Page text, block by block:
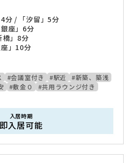
分 / 「汐留」5分
座」6分
橋」8分
」10分
#会議室付き #駅近
#新築、築浅
#敷金０
#共用ラウンジ付き
入居時期
即入居可能